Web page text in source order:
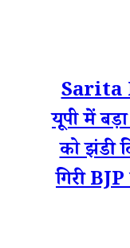
Sarita
यूपी में
को झंडी
गिरी